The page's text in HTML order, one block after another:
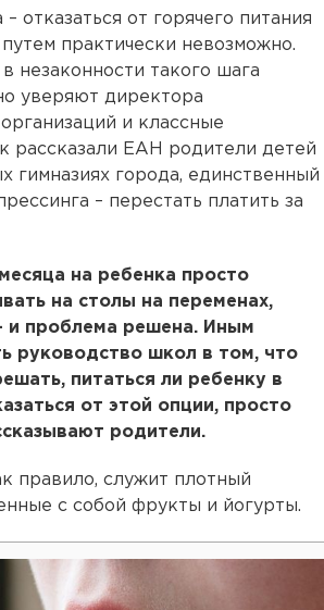
– отказаться от горячего питания
практически невозможно.
незаконности такого шага
уверяют директора
и классные
рассказали ЕАН родители детей
гимназиях города, единственный
– перестать платить за
на ребенка просто
на столы на переменах,
и проблема решена. Иным
руководство школ в том, что
питаться ли ребенку в
от этой опции, просто
родители.
правило, служит плотный
с собой фрукты и йогурты.